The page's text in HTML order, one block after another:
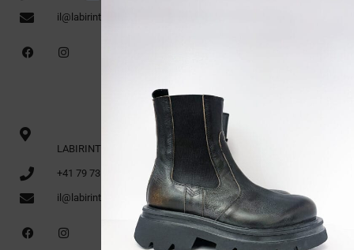
il@labirinto.ch
LABIRINTO 1er étage via Cittadella 16 CH-6600 Locarno
+41 79 735 91 70
il@labirinto.ch